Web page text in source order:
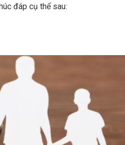
đáp cụ thể sau: